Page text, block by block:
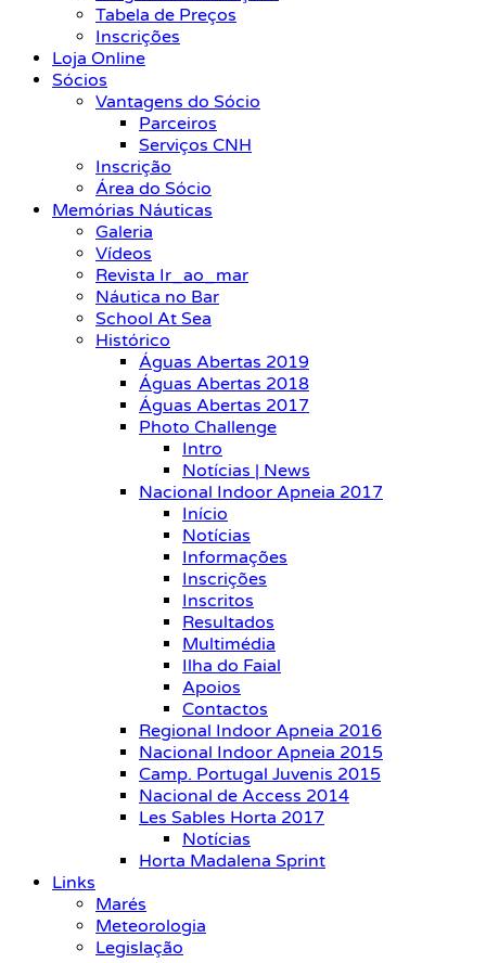
Tabela de Preços
Inscrições
Loja Online
Sócios
Vantagens do Sócio
Parceiros
Serviços CNH
Inscrição
Área do Sócio
Memórias Náuticas
Galeria
Vídeos
Revista Ir_ao_mar
Náutica no Bar
School At Sea
Histórico
Águas Abertas 2019
Águas Abertas 2018
Águas Abertas 2017
Photo Challenge
Intro
Notícias | News
Nacional Indoor Apneia 2017
Início
Notícias
Informações
Inscrições
Inscritos
Resultados
Multimédia
Ilha do Faial
Apoios
Contactos
Regional Indoor Apneia 2016
Nacional Indoor Apneia 2015
Camp. Portugal Juvenis 2015
Nacional de Access 2014
Les Sables Horta 2017
Notícias
Horta Madalena Sprint
Links
Marés
Meteorologia
Legislação